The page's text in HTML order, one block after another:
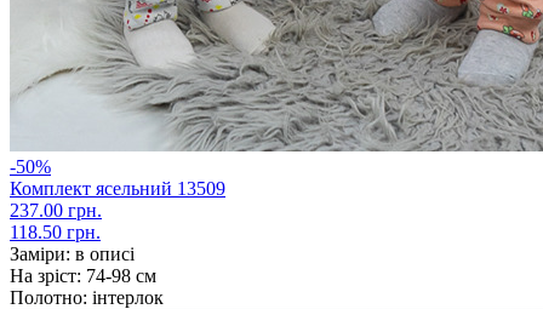
-50%
Комплект ясельний 13509
237.00 грн.
118.50 грн.
Заміри: в описі
На зріст: 74-98 см
Полотно: інтерлок